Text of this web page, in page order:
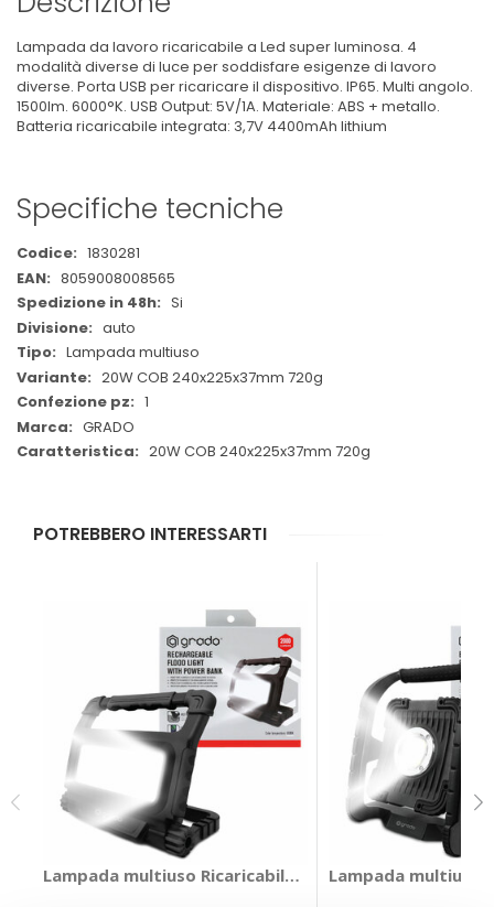
Lampada da lavoro ricaricabile a Led super luminosa. 4
modalità diverse di luce per soddisfare esigenze di lavoro
diverse. Porta USB per ricaricare il dispositivo. IP65. Multi angolo.
1500lm. 6000°K. USB Output: 5V/1A. Materiale: ABS + metallo.
Batteria ricaricabile integrata: 3,7V 4400mAh lithium
Specifiche tecniche
Maggiori
Informazioni
1830281
8059008008565
Si
auto
Lampada multiuso
20W COB 240x225x37mm 720g
1
GRADO
20W COB 240x225x37mm 720g
POTREBBERO INTERESSARTI
Lampada multiuso Ricaricabile - GRADOLampada multiuso